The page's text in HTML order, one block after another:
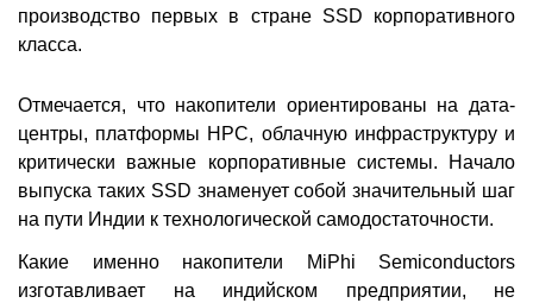
производство первых в стране SSD корпоративного
класса.
Отмечается, что накопители ориентированы на дата-
центры, платформы HPC, облачную инфраструктуру и
критически важные корпоративные системы. Начало
выпуска таких SSD знаменует собой значительный шаг
на пути Индии к технологической самодостаточности.
Какие именно накопители MiPhi Semiconductors
изготавливает на индийском предприятии, не